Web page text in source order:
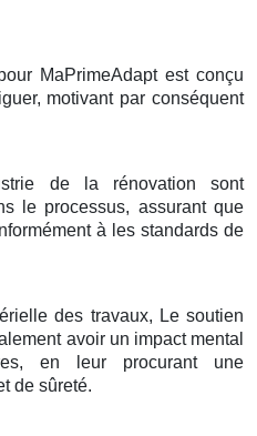
MaPrimeAdapt est conçu
motivant par conséquent
de la rénovation sont
le processus, assurant que
à les standards de
des travaux, Le soutien
avoir un impact mental
en leur procurant une
de sûreté.